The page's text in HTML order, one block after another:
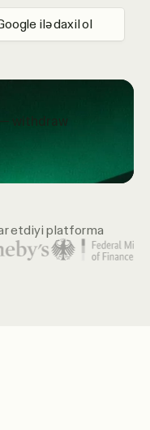
ilə daxil ol
etdiyi platforma